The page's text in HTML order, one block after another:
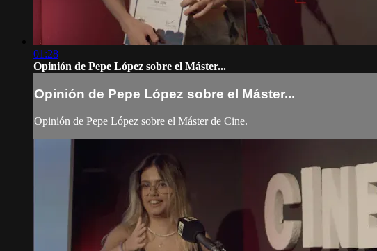
01:28
Opinión de Pepe López sobre el Máster...
Opinión de Pepe López sobre el Máster...
Opinión de Pepe López sobre el Máster de Cine.